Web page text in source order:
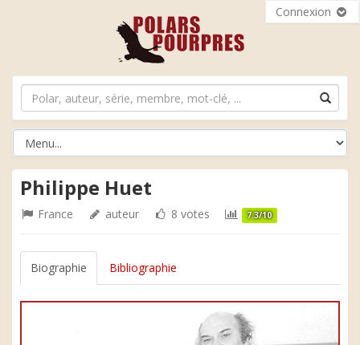
Connexion
Philippe Huet
France auteur 8 votes 7.3/10
Biographie Bibliographie